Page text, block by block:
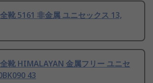
靴 5161 非金属 ユニセックス 13,
靴 HIMALAYAN 金属フリー ユニセ
43